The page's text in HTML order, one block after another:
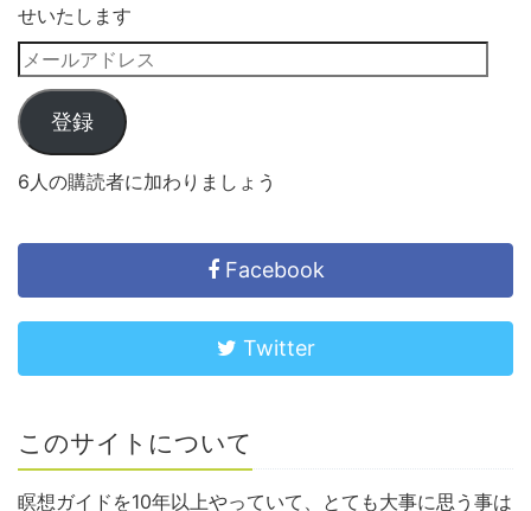
せいたします
登録
6人の購読者に加わりましょう
Facebook
Twitter
このサイトについて
瞑想ガイドを10年以上やっていて、とても大事に思う事は